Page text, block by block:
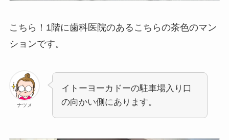
こちら！1階に歯科医院のあるこちらの茶色のマン
ションです。
ナツメ
イトーヨーカドーの駐車場入り口
の向かい側にあります。